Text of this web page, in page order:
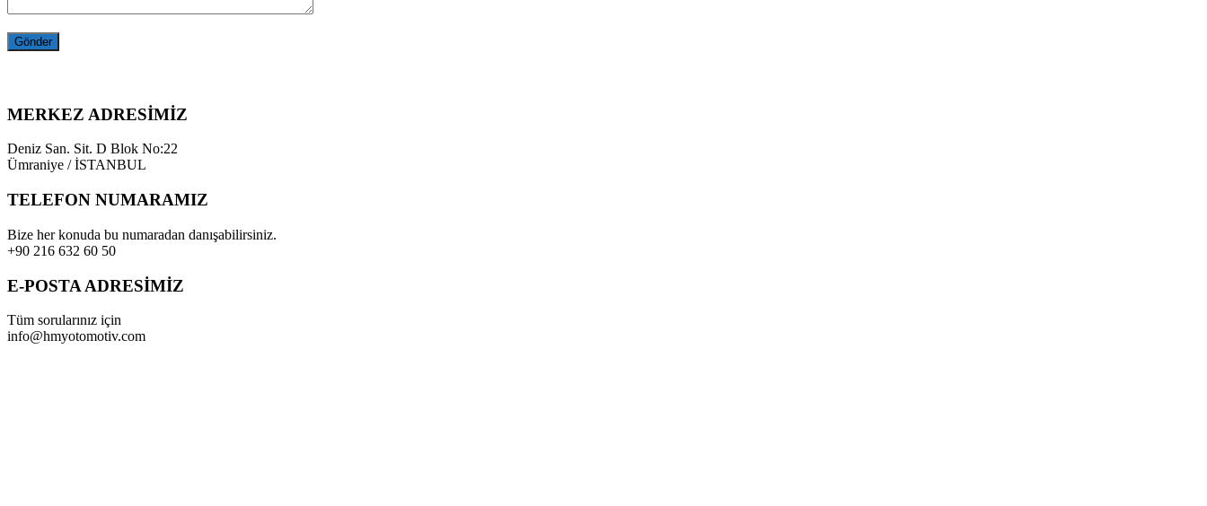
MERKEZ ADRESİMİZ
Deniz San. Sit. D Blok No:22
Ümraniye / İSTANBUL
TELEFON NUMARAMIZ
Bize her konuda bu numaradan danışabilirsiniz.
+90 216 632 60 50
E-POSTA ADRESİMİZ
Tüm sorularınız için
info@hmyotomotiv.com